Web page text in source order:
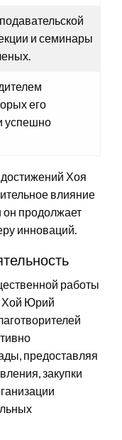
и семинары
его
успешно
достижений Хоя
влияние
он продолжает
инноваций.
работы
Хой Юрий
предоставляя
закупки